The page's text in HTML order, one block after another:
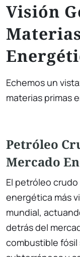
Visión
Echemos un
materias primas
Petróleo
Mercado
El petróleo
energética más
mundial,
detrás del
combustible